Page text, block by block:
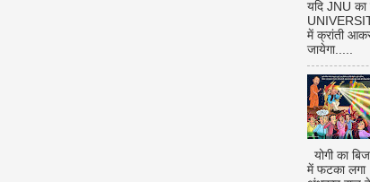
यदि JNU
में क्रांती
जायेगा.....
योगी का
में फटका